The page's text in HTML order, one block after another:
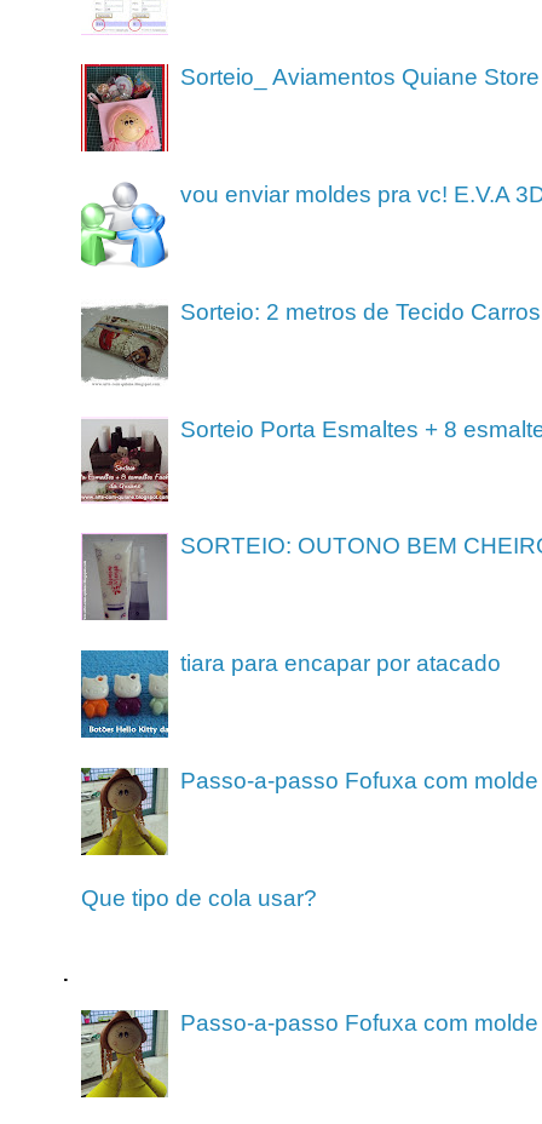
Sorteio_ Aviamentos Quiane Store
vou enviar moldes pra vc! E.V.A
Sorteio: 2 metros de Tecido Carros
Sorteio Porta Esmaltes + 8
SORTEIO: OUTONO BEM
tiara para encapar por atacado
Passo-a-passo Fofuxa com molde
Que tipo de cola usar?
.
Passo-a-passo Fofuxa com molde